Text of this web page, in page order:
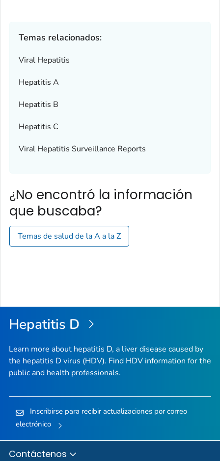
Temas relacionados:
Viral Hepatitis
Hepatitis A
Hepatitis B
Hepatitis C
Viral Hepatitis Surveillance Reports
¿No encontró la información
que buscaba?
Temas de salud de la A a la Z
Hepatitis D
Learn more about hepatitis D, a liver disease caused by
the hepatitis D virus (HDV). Find HDV information for the
public and health professionals.
Inscribirse para recibir actualizaciones por correo
electrónico
Contáctenos